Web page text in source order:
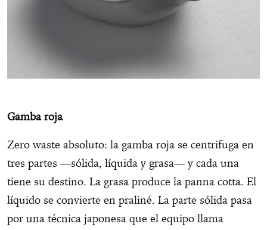
Gamba roja
Zero waste absoluto: la gamba roja se centrifuga en
tres partes —sólida, líquida y grasa— y cada una
tiene su destino. La grasa produce la panna cotta. El
líquido se convierte en praliné. La parte sólida pasa
por una técnica japonesa que el equipo llama